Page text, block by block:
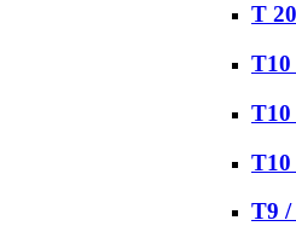
T
T10
T10
T9 /